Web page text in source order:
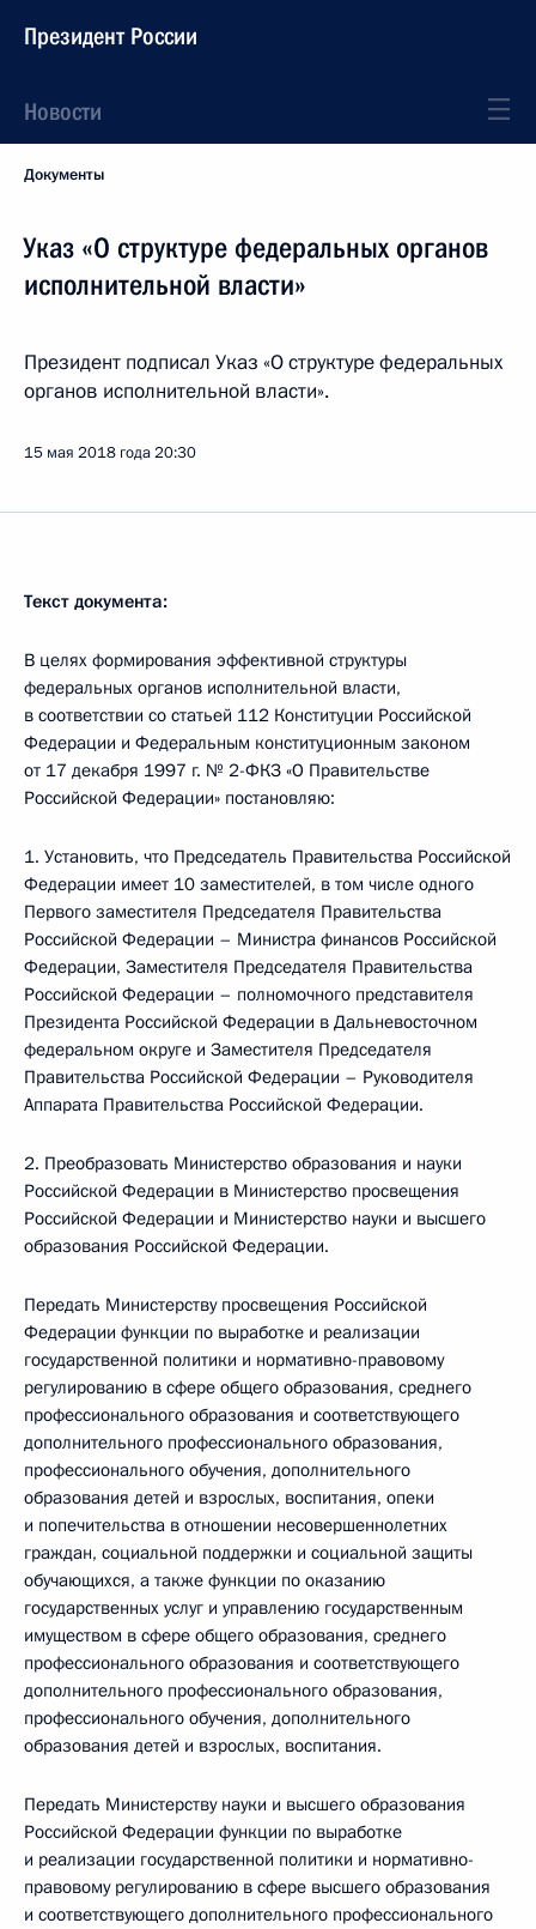
Президент России
Новости
Документы
Указ «О структуре федеральных органов
исполнительной власти»
Президент подписал Указ «О структуре федеральных
органов исполнительной власти».
15 мая 2018 года20:30
Текст документа:
В целях формирования эффективной структуры
федеральных органов исполнительной власти,
в соответствии со статьей 112 Конституции Российской
Федерации и Федеральным конституционным законом
от 17 декабря 1997 г. № 2-ФКЗ «О Правительстве
Российской Федерации» постановляю:
1. Установить, что Председатель Правительства Российской
Федерации имеет 10 заместителей, в том числе одного
Первого заместителя Председателя Правительства
Российской Федерации – Министра финансов Российской
Федерации, Заместителя Председателя Правительства
Российской Федерации – полномочного представителя
Президента Российской Федерации в Дальневосточном
федеральном округе и Заместителя Председателя
Правительства Российской Федерации – Руководителя
Аппарата Правительства Российской Федерации.
2. Преобразовать Министерство образования и науки
Российской Федерации в Министерство просвещения
Российской Федерации и Министерство науки и высшего
образования Российской Федерации.
Передать Министерству просвещения Российской
Федерации функции по выработке и реализации
государственной политики и нормативно-правовому
регулированию в сфере общего образования, среднего
профессионального образования и соответствующего
дополнительного профессионального образования,
профессионального обучения, дополнительного
образования детей и взрослых, воспитания, опеки
и попечительства в отношении несовершеннолетних
граждан, социальной поддержки и социальной защиты
обучающихся, а также функции по оказанию
государственных услуг и управлению государственным
имуществом в сфере общего образования, среднего
профессионального образования и соответствующего
дополнительного профессионального образования,
профессионального обучения, дополнительного
образования детей и взрослых, воспитания.
Передать Министерству науки и высшего образования
Российской Федерации функции по выработке
и реализации государственной политики и нормативно-
правовому регулированию в сфере высшего образования
и соответствующего дополнительного профессионального